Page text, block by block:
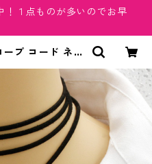
！１点ものが多いのでお早
プ コード ネッ
| ちゅらネット